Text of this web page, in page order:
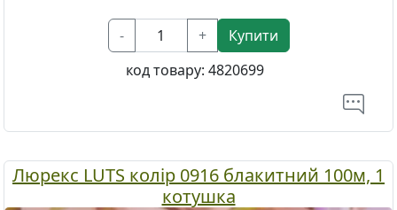
- +
Купити
код товару: 4820699
Люрекс LUTS колір 0916 блакитний 100м, 1
котушка